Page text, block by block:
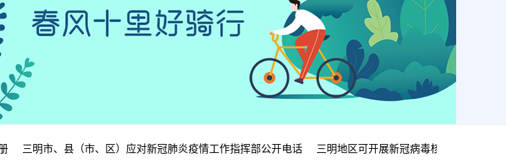
三明市、县（市、区）应对新冠肺炎疫情工作指挥部公开电话 三明地区可开展新冠病毒核酸检测医疗